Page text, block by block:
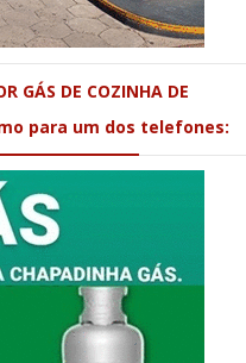
GÁS DE COZINHA DE
para um dos telefones: